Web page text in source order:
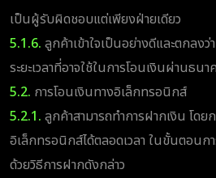
เป็นผู้รับผิดชอบแต่เพียงฝ่ายเดียว
5.1.6. ลูกค้าเข้าใจเป็นอย่างดีและตกลง
ระยะเวลาที่อาจใช้ในการโอนเงินผ่านธนา
5.2. การโอนเงินทางอิเล็กทรอนิกส์
5.2.1. ลูกค้าสามารถทำการฝากเงิน โดย
อิเล็กทรอนิกส์ได้ตลอดเวลา ในขั้นตอนก
ด้วยวิธีการฝากดังกล่าว